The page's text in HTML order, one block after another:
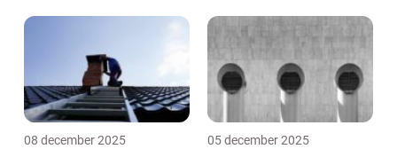
08 december 2025 05 december 2025